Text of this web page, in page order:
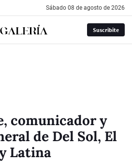
sábado 08 de agosto de 2026
Suscribite
comunicador y
de Del Sol, El
Latina